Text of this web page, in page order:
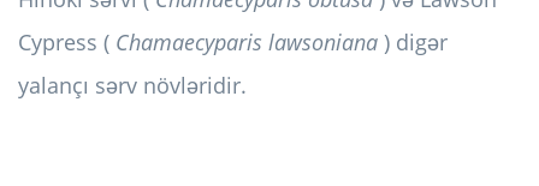
Cypress ( Chamaecyparis lawsoniana ) digər
yalançı sərv növləridir.